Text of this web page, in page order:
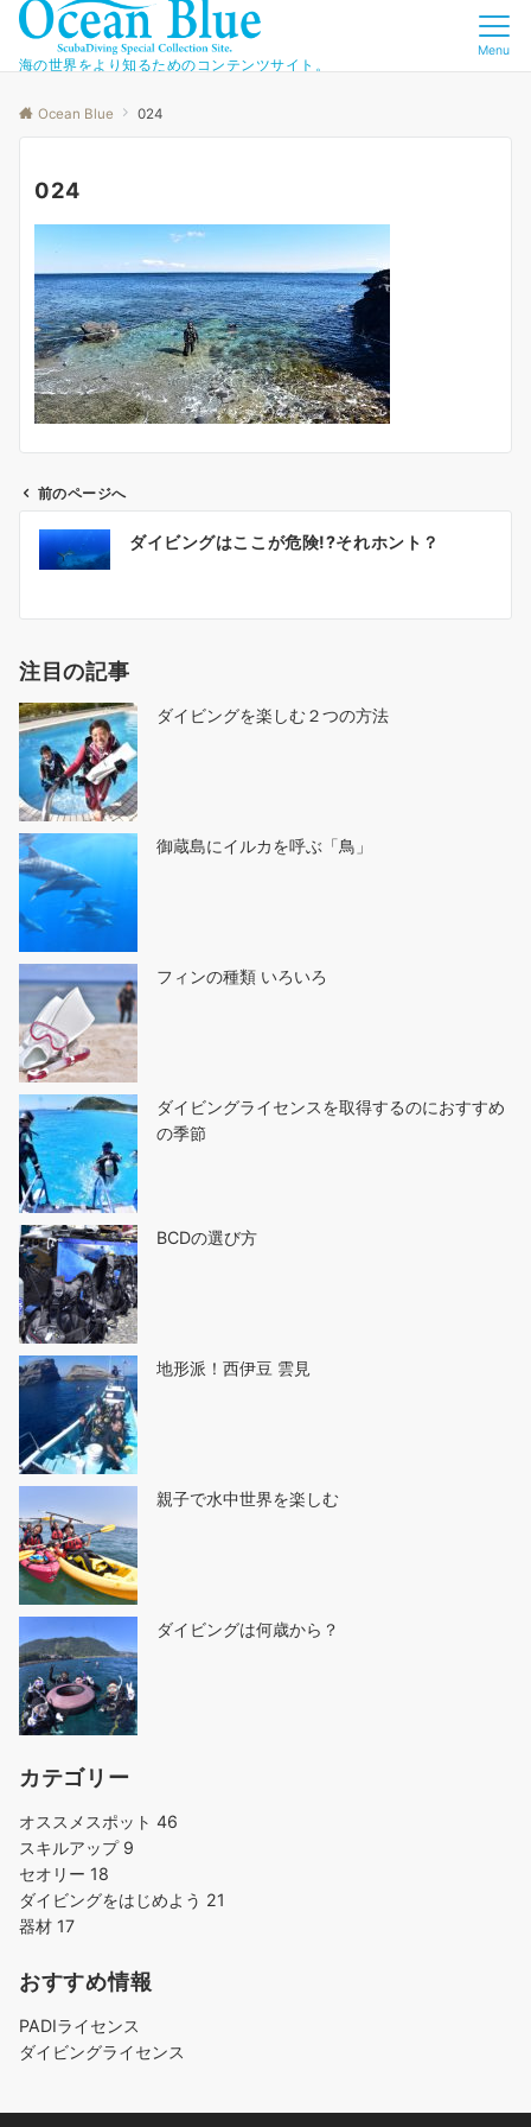
海の世界をより知るためのコンテンツサイト。
Menu
Ocean Blue 024
024
ビ
ー
シ
ョ
ン
前のページへ
ダイビングはここが危険!?それホント？
注目の記事
ダイビングを楽しむ２つの方法
御蔵島にイルカを呼ぶ「鳥」
フィンの種類 いろいろ
ダイビングライセンスを取得するのにおすすめ
の季節
BCDの選び方
地形派！西伊豆 雲見
親子で水中世界を楽しむ
ダイビングは何歳から？
カテゴリー
オススメスポット 46
スキルアップ 9
セオリー 18
ダイビングをはじめよう 21
器材 17
おすすめ情報
PADIライセンス
ダイビングライセンス